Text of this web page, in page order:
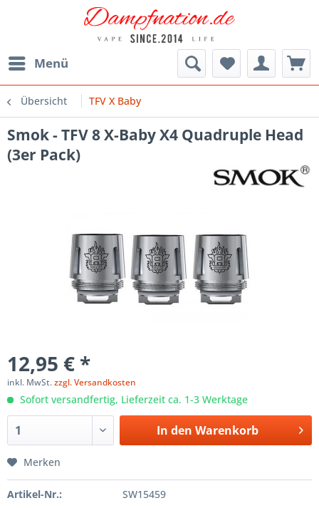
Menü
Übersicht TFV X Baby
Smok - TFV 8 X-Baby X4 Quadruple Head
(3er Pack)
12,95 € *
inkl. MwSt.zzgl. Versandkosten
Sofort versandfertig, Lieferzeit ca. 1-3 Werktage
In den Warenkorb
Merken
Artikel-Nr.: SW15459